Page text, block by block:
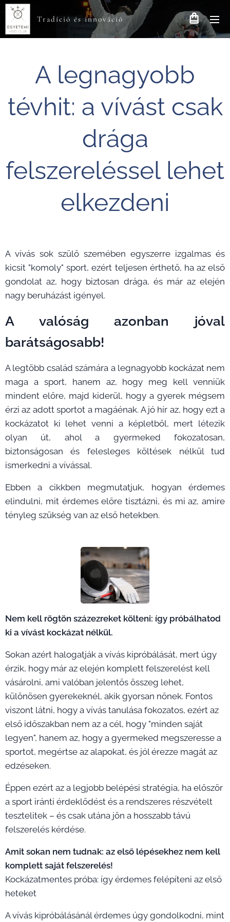
Tradíció és innováció
A legnagyobb
tévhit: a vívást csak
drága
felszereléssel lehet
elkezdeni
A vívás sok szülő szemében egyszerre izgalmas és
kicsit "komoly" sport, ezért teljesen érthető, ha az első
gondolat az, hogy biztosan drága, és már az elején
nagy beruházást igényel.
A valóság azonban jóval
barátságosabb!
A legtöbb család számára a legnagyobb kockázat nem
maga a sport, hanem az, hogy meg kell venniük
mindent előre, majd kiderül, hogy a gyerek mégsem
érzi az adott sportot a magáénak. A jó hír az, hogy ezt a
kockázatot ki lehet venni a képletből, mert létezik
olyan út, ahol a gyermeked fokozatosan,
biztonságosan és felesleges költések nélkül tud
ismerkedni a vívással.
Ebben a cikkben megmutatjuk, hogyan érdemes
elindulni, mit érdemes előre tisztázni, és mi az, amire
tényleg szükség van az első hetekben.
Nem kell rögtön százezreket költeni: így próbálhatod
ki a vívást kockázat nélkül.
Sokan azért halogatják a vívás kipróbálását, mert úgy
érzik, hogy már az elején komplett felszerelést kell
vásárolni, ami valóban jelentős összeg lehet,
különösen gyerekeknél, akik gyorsan nőnek. Fontos
viszont látni, hogy a vívás tanulása fokozatos, ezért az
első időszakban nem az a cél, hogy "minden saját
legyen", hanem az, hogy a gyermeked megszeresse a
sportot, megértse az alapokat, és jól érezze magát az
edzéseken.
Éppen ezért az a legjobb belépési stratégia, ha először
a sport iránti érdeklődést és a rendszeres részvételt
tesztelitek – és csak utána jön a hosszabb távú
felszerelés kérdése.
Amit sokan nem tudnak: az első lépésekhez nem kell
komplett saját felszerelés!
Kockázatmentes próba: így érdemes felépíteni az első
heteket
A vívás kipróbálásánál érdemes úgy gondolkodni, mint